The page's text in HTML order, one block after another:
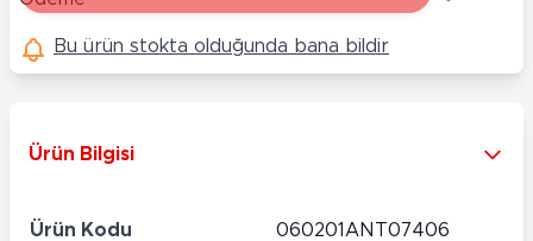
Bu ürün stokta olduğunda bana bildir
Ürün Bilgisi
Ürün Kodu 060201ANT07406